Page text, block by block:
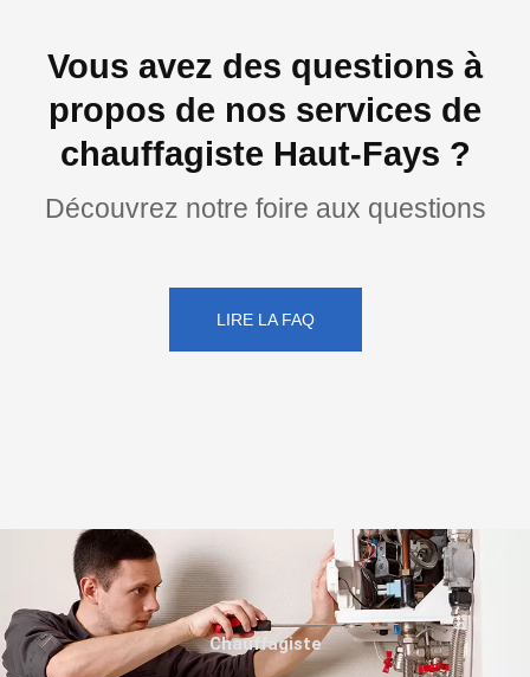
Vous avez des questions à
propos de nos services de
chauffagiste Haut-Fays ?
Découvrez notre foire aux questions
LIRE LA FAQ
Chauffagiste